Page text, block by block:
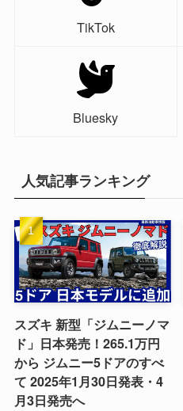
TikTok
Bluesky
人気記事ランキング
スズキ 新型「ジムニーノマ
ド」日本発売！265.1万円
から ジムニー5ドアのすべ
て 2025年1月30日発表・4
月3日発売へ